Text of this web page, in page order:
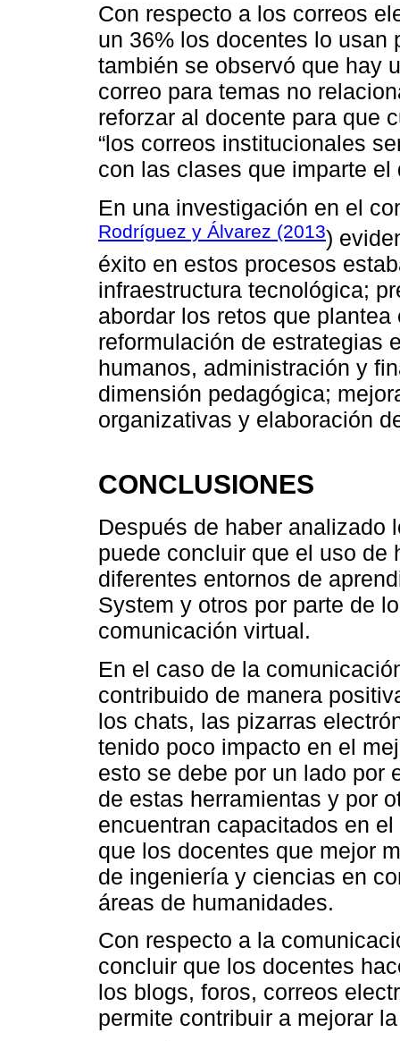
Con respecto a los correos
un 36% los docentes lo usan
también se observó que hay
correo para temas no
reforzar al docente para que
“los correos institucionales
con las clases que imparte el
En una investigación en el
Rodríguez y Álvarez (2013)
éxito en estos procesos
infraestructura tecnológica;
abordar los retos que
reformulación de estrategias
humanos, administración y
dimensión pedagógica;
organizativas y elaboración
CONCLUSIONES
Después de haber analizado
puede concluir que el uso de
diferentes entornos de
System y otros por parte de
comunicación virtual.
En el caso de la
contribuido de manera
los chats, las pizarras
tenido poco impacto en el
esto se debe por un lado por
de estas herramientas y por
encuentran capacitados en
que los docentes que mejor
de ingeniería y ciencias en
áreas de humanidades.
Con respecto a la
concluir que los docentes
los blogs, foros, correos
permite contribuir a mejorar